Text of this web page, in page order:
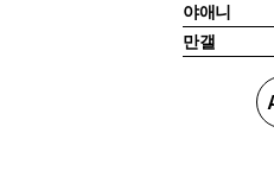
야애니
만갤